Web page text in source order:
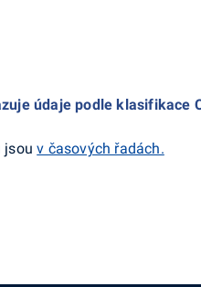
údaje podle klasifikace
jsouv časových řadách.